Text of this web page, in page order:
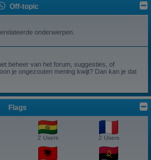
Off-topic
onderwerpen.
beheer van het forum, suggesties, of
je ongezouten mening kwijt? Dan kan je dat
Flags
2 Users 2 Users